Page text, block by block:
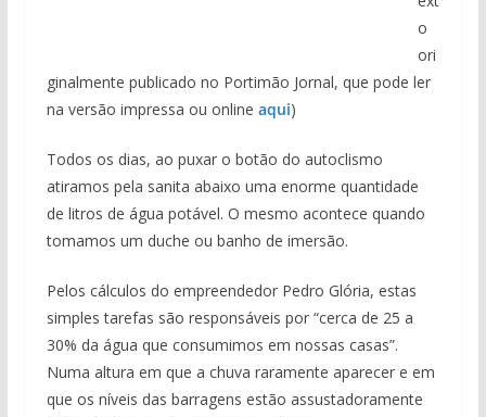
o
ori
ginalmente publicado no Portimão Jornal, que pode ler
na versão impressa ou online aqui)
Todos os dias, ao puxar o botão do autoclismo
atiramos pela sanita abaixo uma enorme quantidade
de litros de água potável. O mesmo acontece quando
tomamos um duche ou banho de imersão.
Pelos cálculos do empreendedor Pedro Glória, estas
simples tarefas são responsáveis por “cerca de 25 a
30% da água que consumimos em nossas casas”.
Numa altura em que a chuva raramente aparecer e em
que os níveis das barragens estão assustadoramente